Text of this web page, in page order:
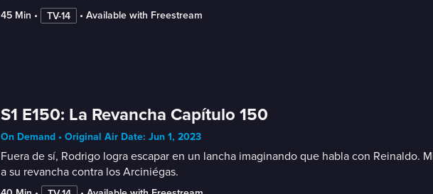
45 Min • TV-14 • Available with Freestream
S1 E150: La Revancha Capítulo 150
On Demand • Original Air Date: Jun 1, 2023
Fuera de sí, Rodrigo logra escapar en un lancha imaginando que habla con Reinaldo.
a su revancha contra los Arciniégas.